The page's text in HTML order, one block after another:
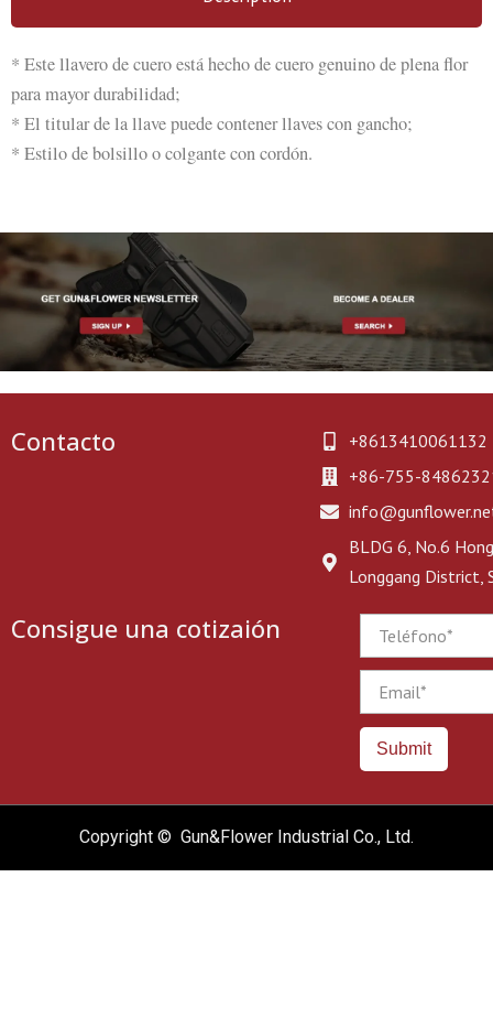
* Este llavero de cuero está hecho de cuero genuino de plena flor
para mayor durabilidad;
* El titular de la llave puede contener llaves con gancho;
* Estilo de bolsillo o colgante con cordón.
Contacto
+8613410061132
+86-755-
BLDG 6, No.6
Longgang District,
Consigue una cotizaión
Submit
Copyright © Gun&Flower Industrial Co., Ltd.